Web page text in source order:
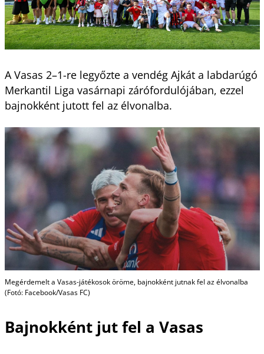
A Vasas 2–1-re legyőzte a vendég Ajkát a labdarúgó
Merkantil Liga vasárnapi zárófordulójában, ezzel
bajnokként jutott fel az élvonalba.
Megérdemelt a Vasas-játékosok öröme, bajnokként jutnak fel az élvonalba
(Fotó: Facebook/Vasas FC)
Bajnokként jut fel a Vasas